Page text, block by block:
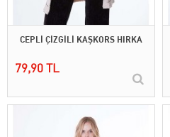
CEPLİ ÇİZGİLİ KAŞKORS HIRKA
79,90 TL